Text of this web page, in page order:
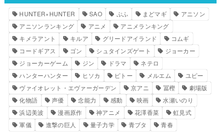
HUNTER×HUNTER SAO ぷふ まどマギ
アニソン
アニソンランキング
アニメ
アニメランキング
キメラアント
キルア グリードアイランド
コムギ
コードギアス
ゴン シュタインズゲート
ジョーカー
ジョーカーゲーム
ジン ドラマ
ネテロ
ハンターハンター
ヒソカ ピトー メルエム
ユピー
ヴァイオレット・エヴァーガーデン
京アニ 冨樫
劇場版
化物語
声優 念能力 感動 映画
水瀬いのり
浜辺美波
漫画原作 神アニメ 花澤香菜
虹見式
軍儀
進撃の巨人 量子力学 青ブタ 青春